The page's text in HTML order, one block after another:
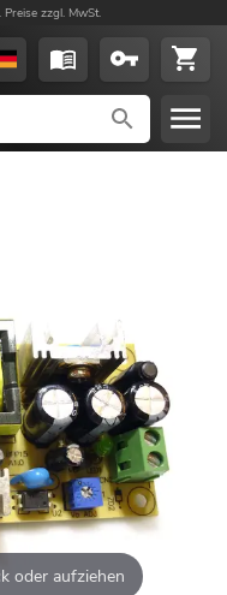
zzgl. MwSt.
oder aufziehen